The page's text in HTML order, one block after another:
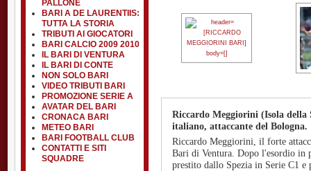
PALLONE
BARI A DE LAURENTIIS:
TUTTA LA STORIA
TRIBUTI AI GIOCATORI
BARI CALCIO 2009 2010
IL BARI DI VENTURA
IL BARI DI CONTE
NON SOLO BARI
VIDEO TRIBUTI BARI
PROMOZIONE SERIE A
AVATAR DEL BARI
CRONACA BARI
METEO BARI
BARI FOOTBALL CLUB
CONTATTI E SITI
SQUADRE
Riccardo Meggiorini (Isola della
italiano, attaccante del Bologna.
Riccardo Meggiorini, il forte attaccante del Cittadella, passa nel 2009 al nuovo
Bari di Ventura. Dopo l'esordio in prima squadra con l'Inter, viene ingaggiato in
prestito dallo Spezia in Serie C1 e poi